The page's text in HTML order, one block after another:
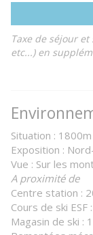
Taxe de séjour
etc...) en
Situation : 1800m
Exposition :
Vue : Sur les
A proximité de
Centre station :
Cours de ski ESF
Magasin de ski :